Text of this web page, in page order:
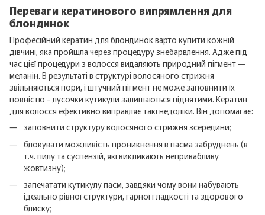
Переваги кератинового випрямлення для
блондинок
Професійний кератин для блондинок варто купити кожній
дівчині, яка пройшла через процедуру знебарвлення. Адже під
час цієї процедури з волосся видаляють природний пігмент —
меланін. В результаті в структурі волосяного стрижня
звільняються пори, і штучний пігмент не може заповнити їх
повністю - лусочки кутикули залишаються піднятими. Кератин
для волосся ефективно виправляє такі недоліки. Він допомагає:
заповнити структуру волосяного стрижня зсередини;
блокувати можливість проникнення в пасма забруднень (в
т.ч. пилу та суспензій, які викликають непривабливу
жовтизну);
запечатати кутикулу пасм, завдяки чому вони набувають
ідеально рівної структури, гарної гладкості та здорового
блиску;